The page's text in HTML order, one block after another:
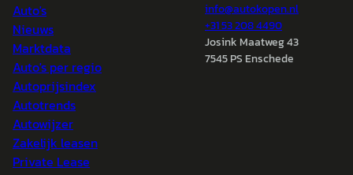
Auto's
Nieuws
Marktdata
Auto's per regio
Autoprijsindex
Autotrends
Autowijzer
Zakelijk leasen
Private Lease
info@autokopen.nl
+31 53 208 4490
Josink Maatweg 43
7545 PS Enschede